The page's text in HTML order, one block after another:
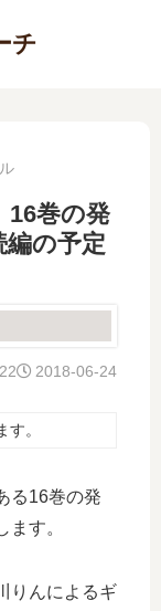
チ
16巻の発
の予定
2018-06-24
。
る16巻の発
す。
りんによるギ